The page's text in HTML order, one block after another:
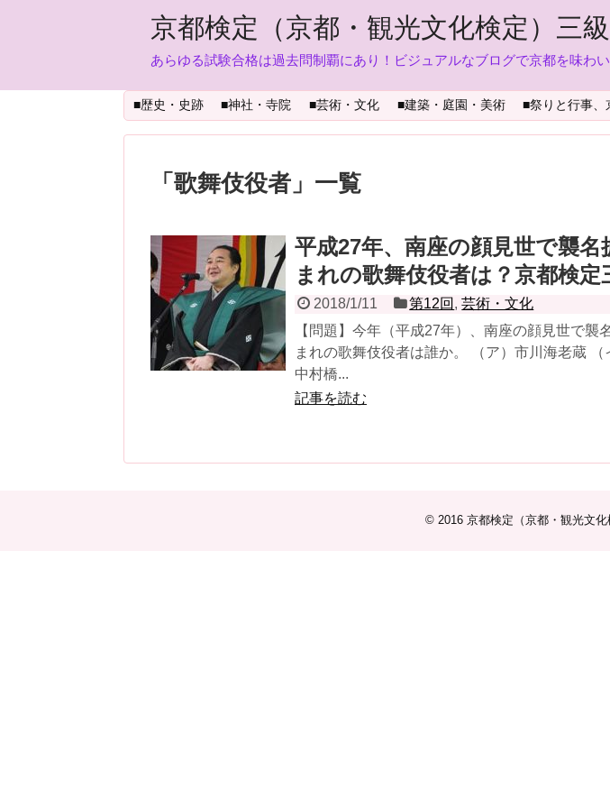
京都検定（京都・観光文化検定）三
あらゆる試験合格は過去問制覇にあり！ビジュアルなブログで京都を味わ
■歴史・史跡 ■神社・寺院 ■芸術・文化 ■建築・庭園・美術 ■祭りと行事、
「 歌舞伎役者 」 一覧
平成27年、南座の顔見世で襲名
まれの歌舞伎役者は？京都検定
2018/1/11 第12回 ,芸術・文化
【問題】今年（平成27年）、南座の顔見世で襲
まれの歌舞伎役者は誰か。 （ア）市川海老蔵 （
中村橋...
記事を読む
© 2016 京都検定（京都・観光文